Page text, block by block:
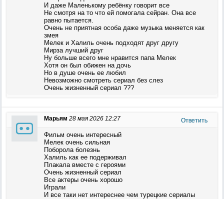
И даже Маленькому ребёнку говорит все
Не смотря на то что ей помогала сейран. Она все
равно пытается.
Очень не приятная особа даже музыка меняется как
змея
Мелек и Халиль очень подходят друг другу
Мирза лучший друг
Ну больше всего мне нравится папа Мелек
Хотя он был обижен на дочь
Но в душе очень ее любил
Невозможно смотреть сериал без слез
Очень жизненный сериал ???
Марьям 28 мая 2026 12:27 Ответить
Фильм очень интересный
Мелек очень сильная
Поборола болезнь
Халиль как ее подерживал
Плакала вместе с героями
Очень жизненный сериал
Все актеры очень хорошо
Играли
И все таки нет интереснее чем турецкие сериалы